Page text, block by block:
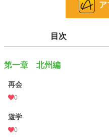
歴史小説家では宮城谷昌光さんや司馬
歴史上の人物のことを知るにはやっ
上記のお二人の他にもいろんな作家
に代表される漫画家さんにぼくもたく
恩返しの気持ちも込めて、自分もい
そんな風に思いながら書いています。
ア
目次
第一章 北州編
再会
0
遊学
0